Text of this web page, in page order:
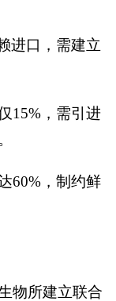
进口，需建立
15%，需引进
60%，制约鲜
物所建立联合